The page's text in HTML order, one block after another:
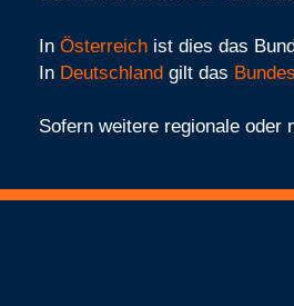
In Österreich ist dies das
In Deutschland gilt das
Sofern weitere regionale oder